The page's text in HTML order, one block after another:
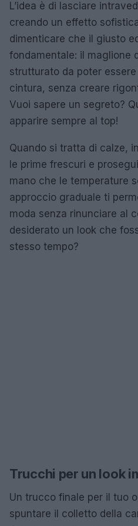
L’idea è di lasciare
creando un effetto
dimenticare che il giusto
fondamentale: il maglione
strutturato da poter
cintura, senza creare
Vuoi sapere un segreto?
apparire sempre al top!
Quando si tratta di calze,
le prime frescuri e
mano che le temperature
approccio graduale ti
moda senza rinunciare al
desiderato un look che
stesso tempo?
Trucchi per un look
Un trucco finale per il tuo
spuntare il colletto della